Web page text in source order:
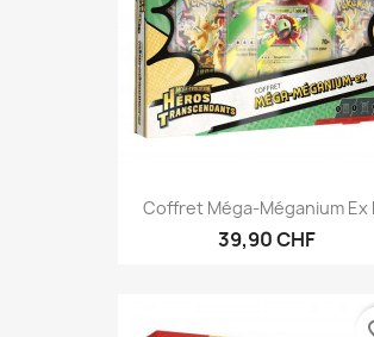
Coffret Méga-Méganium Ex
39,90 CHF